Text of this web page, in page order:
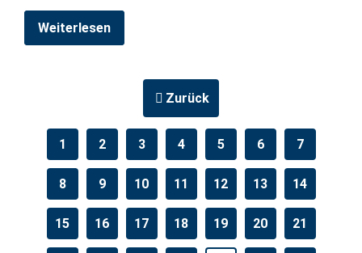
Weiterlesen
Zurück
1 2 3 4 5 6 7
8 9 10 11 12 13 14
15 16 17 18 19 20 21